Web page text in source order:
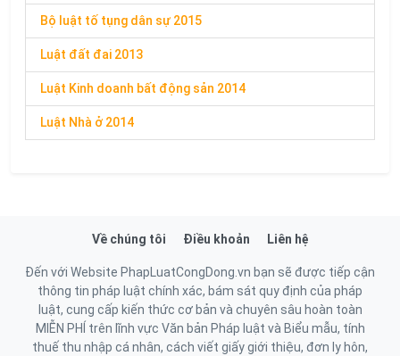
Bộ luật tố tụng dân sự 2015
Luật đất đai 2013
Luật Kinh doanh bất động sản 2014
Luật Nhà ở 2014
Về chúng tôi Điều khoản Liên hệ
Đến với Website PhapLuatCongDong.vn bạn sẽ được tiếp cận
thông tin pháp luật chính xác, bám sát quy định của pháp
luật, cung cấp kiến thức cơ bản và chuyên sâu hoàn toàn
MIỄN PHÍ trên lĩnh vực Văn bản Pháp luật và Biểu mẫu, tính
thuế thu nhập cá nhân, cách viết giấy giới thiệu, đơn ly hôn,